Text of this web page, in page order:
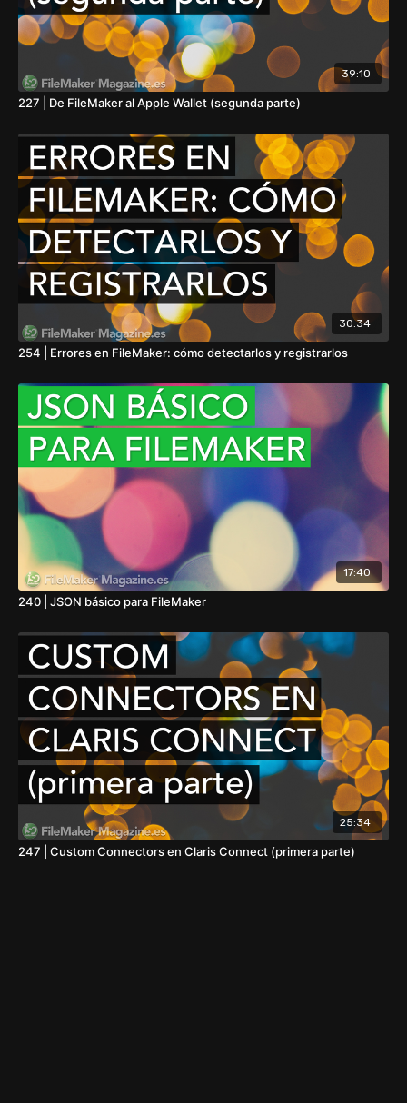
39:10
227 | De FileMaker al Apple Wallet (segunda parte)
30:34
254 | Errores en FileMaker: cómo detectarlos y registrarlos
17:40
240 | JSON básico para FileMaker
25:34
247 | Custom Connectors en Claris Connect (primera parte)